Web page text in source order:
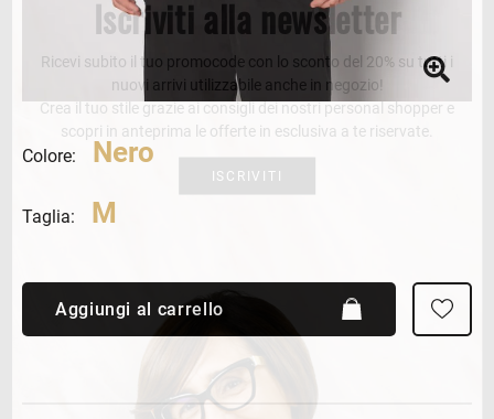
Colore: Nero
Taglia: M
Aggiungi al carrello
Iscriviti alla newsletter
Ricevi subito il tuo promocode con lo sconto del 20% su tutti i
nuovi arrivi utilizzabile anche in negozio!
Crea il tuo stile grazie ai consigli dei nostri personal shopper e
scopri in anteprima le offerte in esclusiva a te riservate.
ISCRIVITI